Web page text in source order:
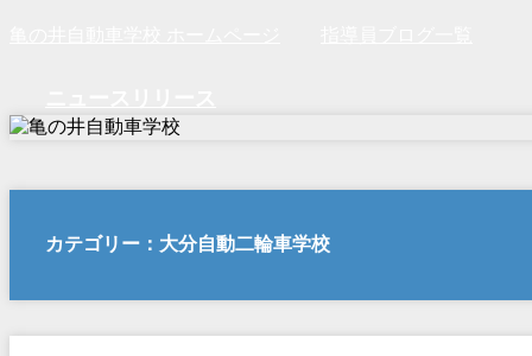
カテゴリー：大分自動二輪車学校